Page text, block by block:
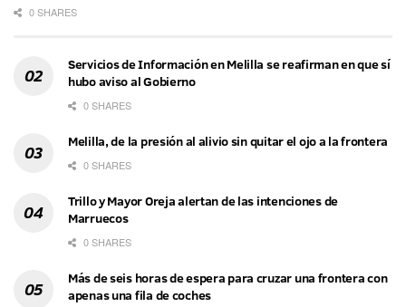
0 SHARES
Servicios de Información en Melilla se reafirman en que sí
hubo aviso al Gobierno
0 SHARES
Melilla, de la presión al alivio sin quitar el ojo a la frontera
0 SHARES
Trillo y Mayor Oreja alertan de las intenciones de
Marruecos
0 SHARES
Más de seis horas de espera para cruzar una frontera con
apenas una fila de coches